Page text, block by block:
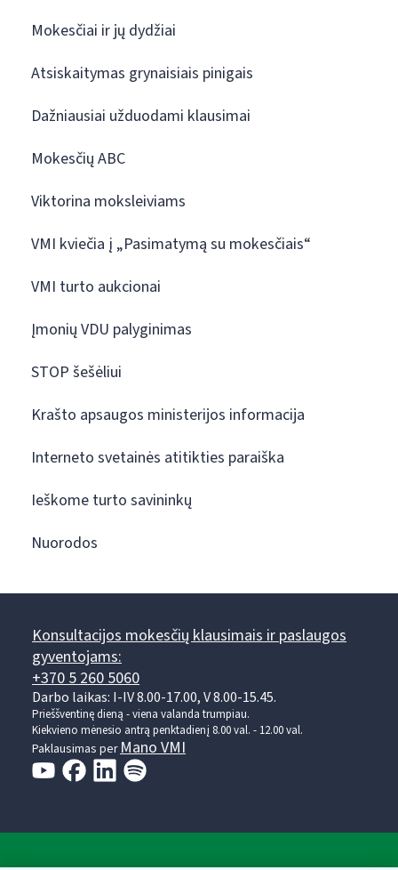
Mokesčiai ir jų dydžiai
Atsiskaitymas grynaisiais pinigais
Dažniausiai užduodami klausimai
Mokesčių ABC
Viktorina moksleiviams
VMI kviečia į „Pasimatymą su mokesčiais“
VMI turto aukcionai
Įmonių VDU palyginimas
STOP šešėliui
Krašto apsaugos ministerijos informacija
Interneto svetainės atitikties paraiška
Ieškome turto savininkų
Nuorodos
Konsultacijos mokesčių klausimais ir paslaugos
gyventojams:
+370 5 260 5060
Darbo laikas: I-IV 8.00-17.00, V 8.00-15.45.
Prieššventinę dieną - viena valanda trumpiau.
Kiekvieno mėnesio antrą penktadienį 8.00 val. - 12.00 val.
Paklausimas per Mano VMI